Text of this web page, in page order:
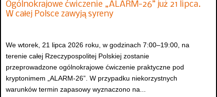
Ogólnokrajowe ćwiczenie „ALARM-26” już 21 lipca.
W całej Polsce zawyją syreny
We wtorek, 21 lipca 2026 roku, w godzinach 7:00–19:00, na
terenie całej Rzeczypospolitej Polskiej zostanie
przeprowadzone ogólnokrajowe ćwiczenie praktyczne pod
kryptonimem „ALARM-26”. W przypadku niekorzystnych
warunków termin zapasowy wyznaczono na...